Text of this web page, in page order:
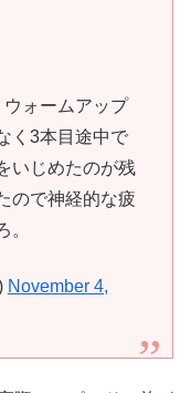
ォームアップ
く3本目途中で
いじめたのが残
ので神経的な疲
。
November 4,